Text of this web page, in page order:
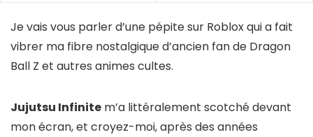
Je vais vous parler d’une pépite sur Roblox qui a fait
vibrer ma fibre nostalgique d’ancien fan de Dragon
Ball Z et autres animes cultes.
Jujutsu Infinite m’a littéralement scotché devant
mon écran, et croyez-moi, après des années